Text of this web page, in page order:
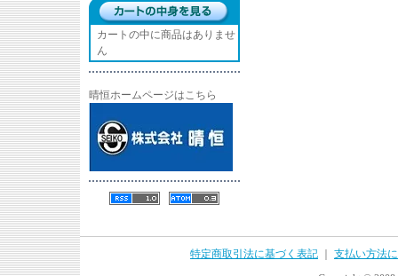
カートの中に商品はありませ
ん
晴恒ホームページはこちら
特定商取引法に基づく表記
支払い方法